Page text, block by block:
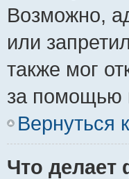
Возможно,
или
также мог
за помощью
Вернуться
Что делает